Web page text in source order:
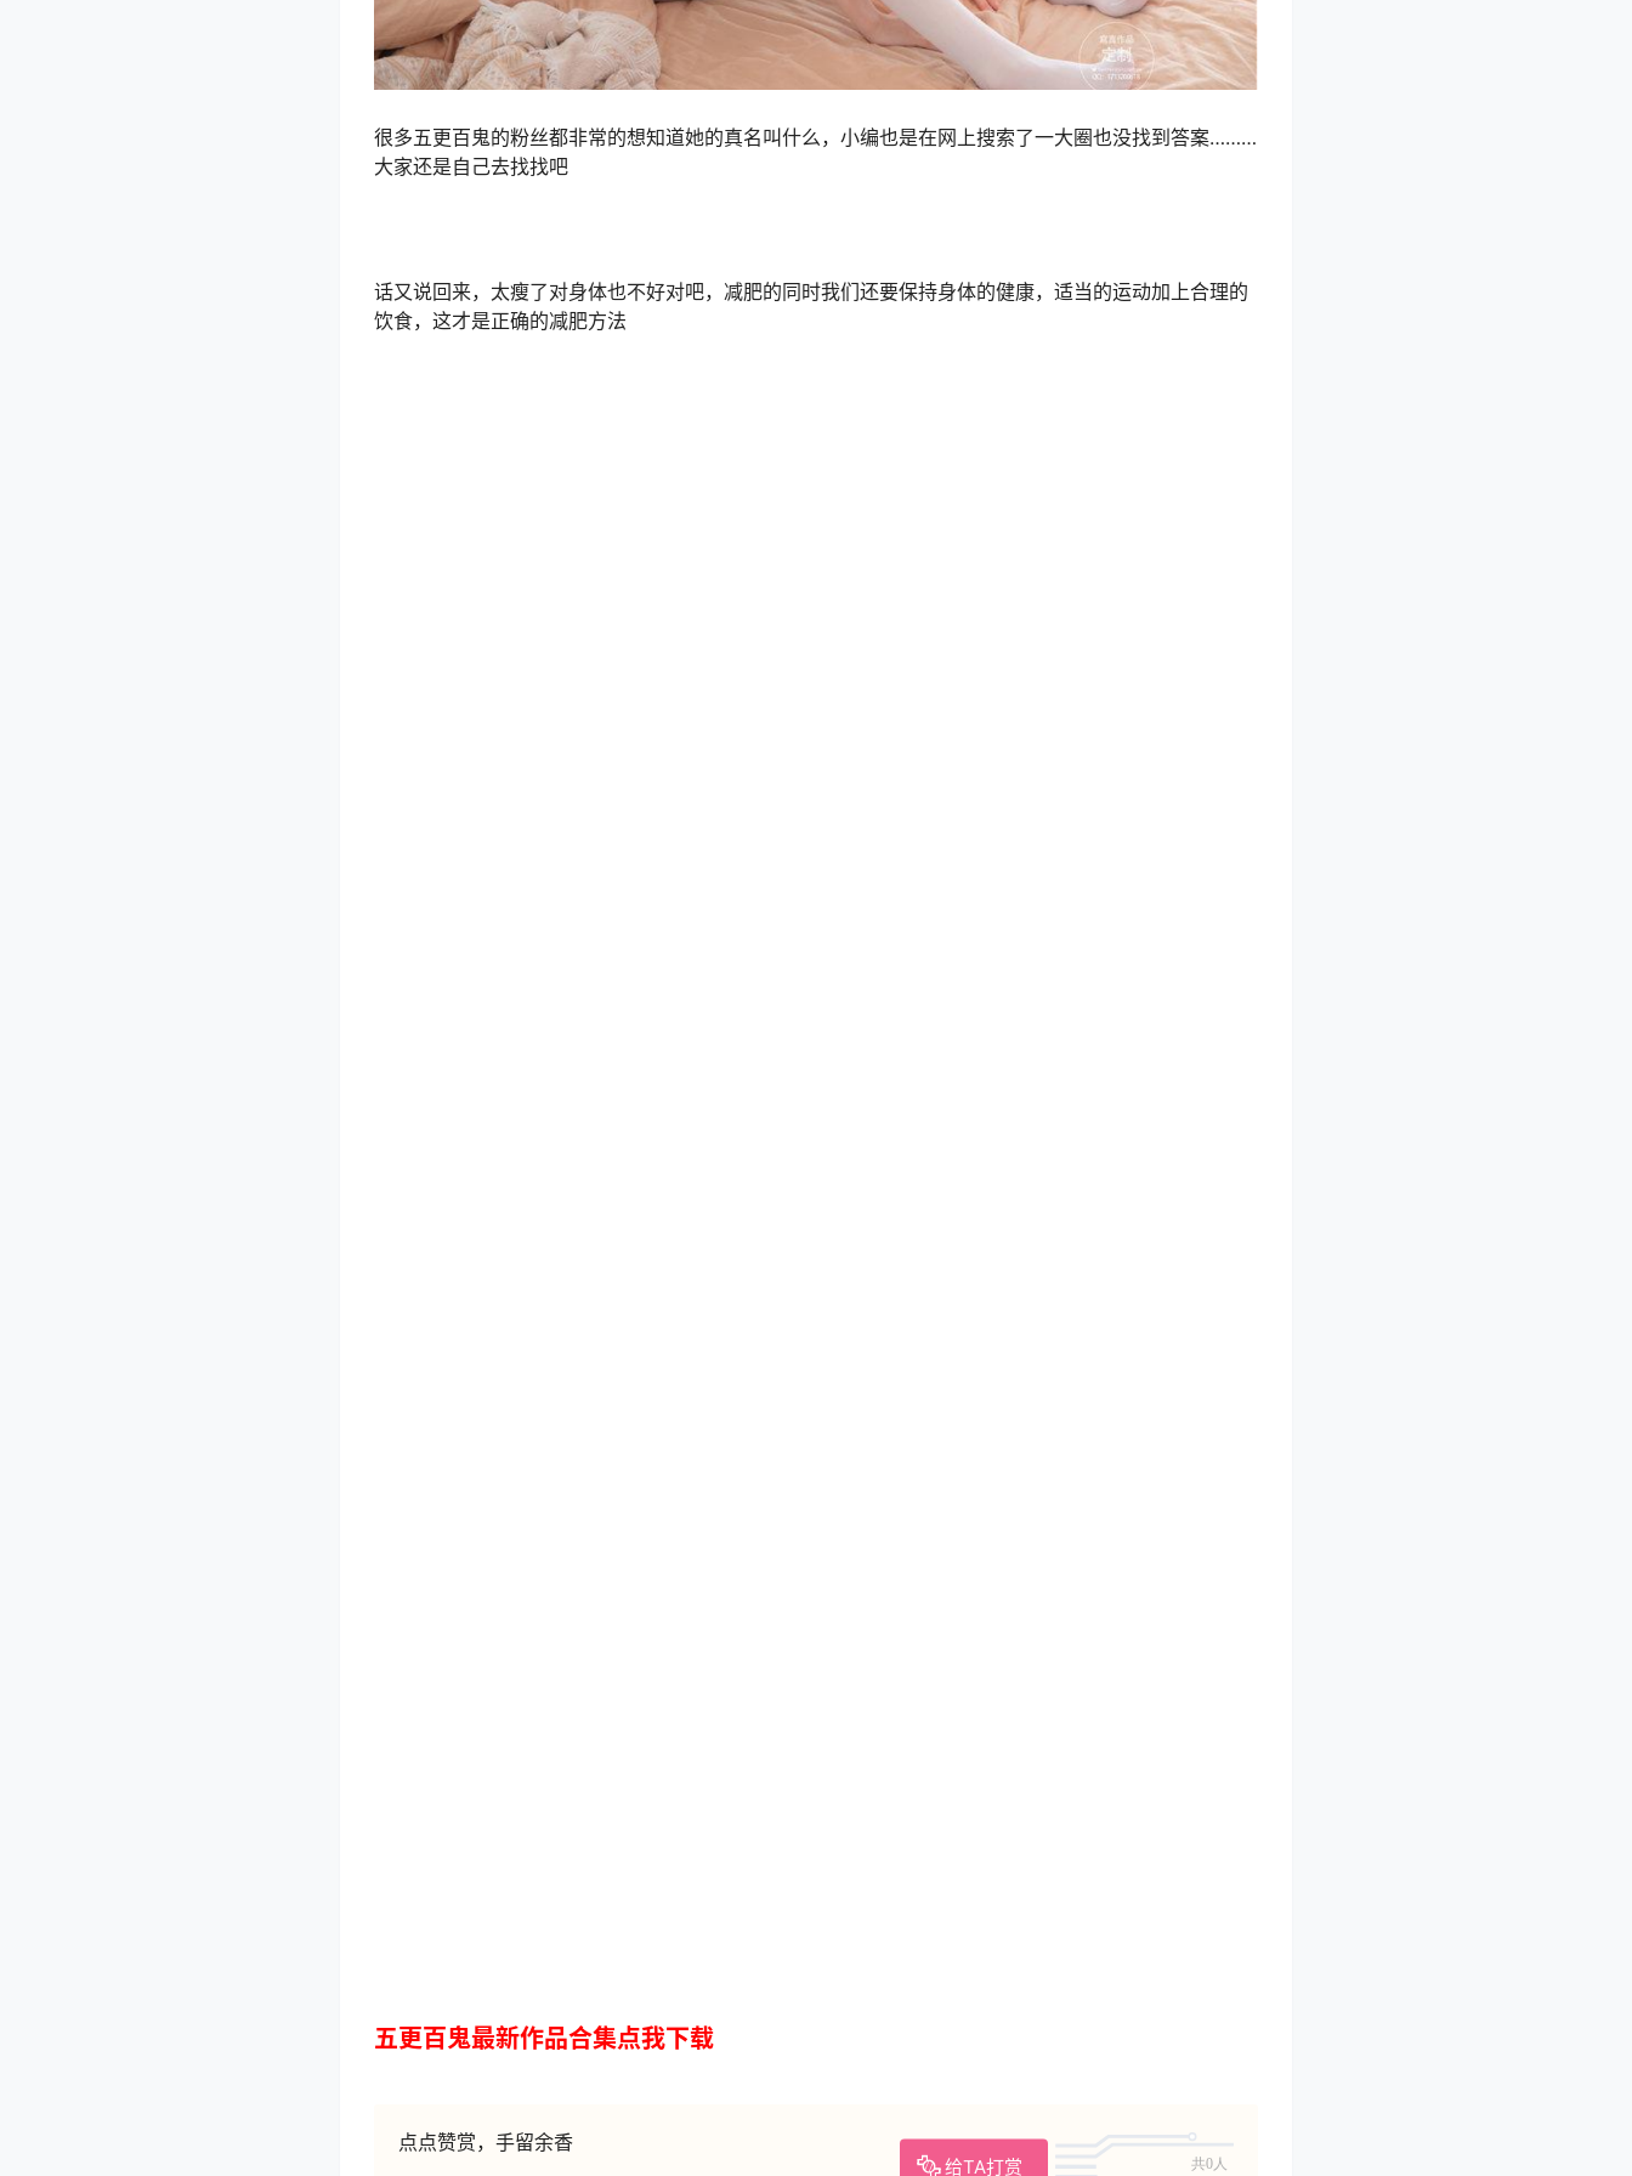
很多五更百鬼的粉丝都非常的想知道她的真名叫什么，小编也是在网上搜索了一大圈也没找到答案………
大家还是自己去找找吧
话又说回来，太瘦了对身体也不好对吧，减肥的同时我们还要保持身体的健康，适当的运动加上合理的
饮食，这才是正确的减肥方法